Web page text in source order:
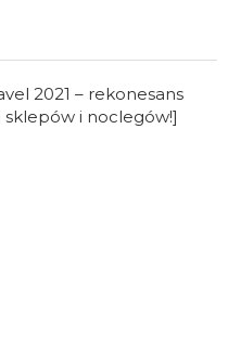
2021 – rekonesans
sklepów i noclegów!]